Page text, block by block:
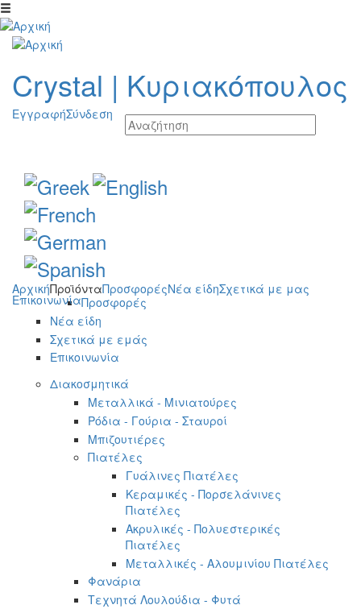
Παράκαμψη προς το κυρίως περιεχόμενο
Crystal | Κυριακόπουλος
ΕγγραφήΣύνδεση
ΑρχικήΠροϊόνταΠροσφορέςΝέα είδηΣχετικά με μας
ΕπικοινωνίαΠροσφορές
Νέα είδη
Σχετικά με εμάς
Επικοινωνία
Διακοσμητικά
Μεταλλικά - Μινιατούρες
Ρόδια - Γούρια - Σταυροί
Μπιζουτιέρες
Πιατέλες
Γυάλινες Πιατέλες
Κεραμικές - Πορσελάνινες
Πιατέλες
Ακρυλικές - Πολυεστερικές
Πιατέλες
Μεταλλικές - Αλουμινίου Πιατέλες
Φανάρια
Τεχνητά Λουλούδια - Φυτά